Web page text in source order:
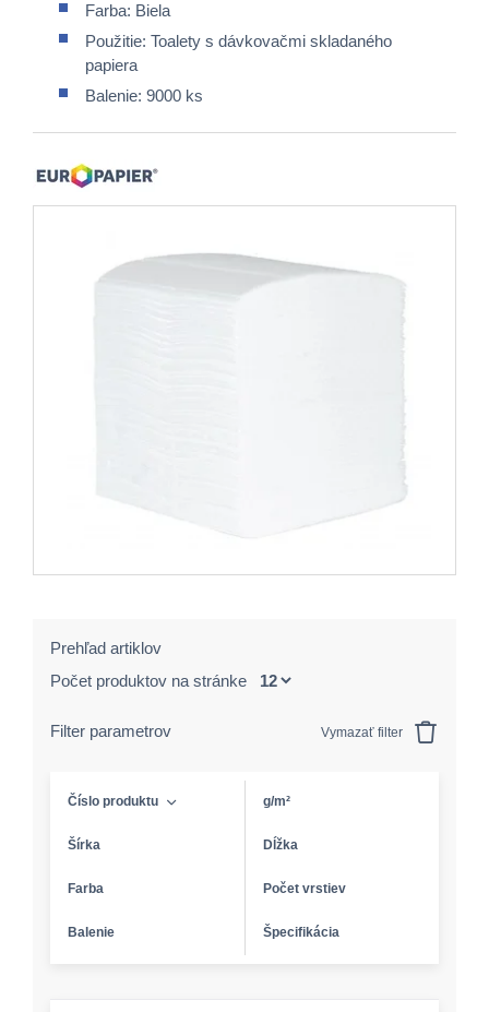
Farba: Biela
Použitie: Toalety s dávkovačmi skladaného
papiera
Balenie: 9000 ks
Prehľad artiklov
Počet produktov na stránke
Filter parametrov Vymazať filter
Číslo produktu g/m²
Šírka Dĺžka
Farba Počet vrstiev
Balenie Špecifikácia